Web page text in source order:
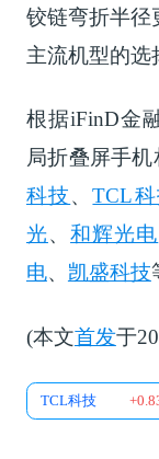
铰链弯折半径
主流机型的选
根据iFinD金
局折叠屏手
科技、TCL
光、和辉光电
电、 凯盛科技
(本文首发于
TCL科技